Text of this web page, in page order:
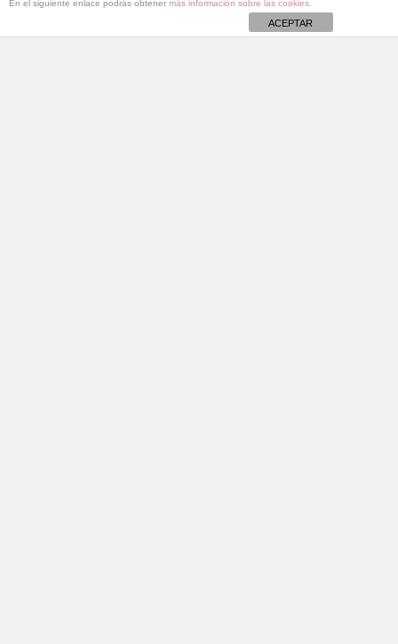
En el siguiente enlace podrás obtener más información sobre las cookies
ACEPTAR